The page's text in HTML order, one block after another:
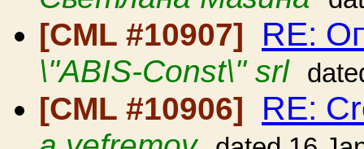
[CML #10907] RE:
\"ABIS-Const\" srl
[CML #10906] RE: